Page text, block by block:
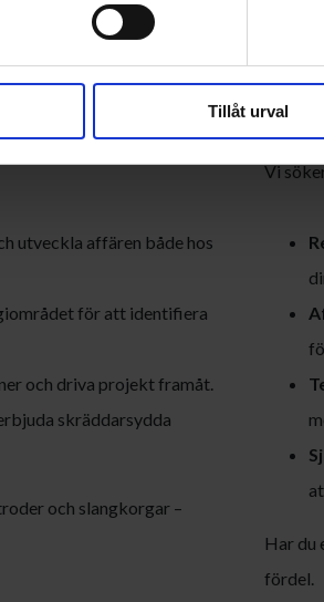
Tillåt urval
utveckla affären både hos
för att identifiera
och driva projekt framåt.
skräddarsydda
och slangkorgar –
Vi
Har du
fördel.